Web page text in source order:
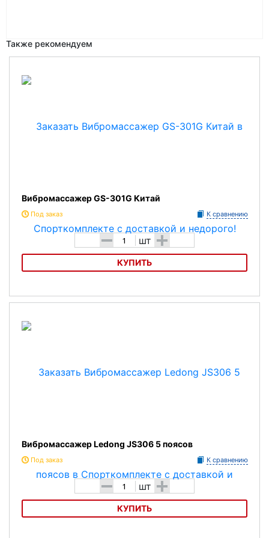
Также рекомендуем
Вибромассажер GS-301G Китай
Под заказ К сравнению
- шт +
КУПИТЬ
Вибромассажер GS-301G Китай
Вибромассажер Ledong JS306 5 поясов
Под заказ К сравнению
- шт +
КУПИТЬ